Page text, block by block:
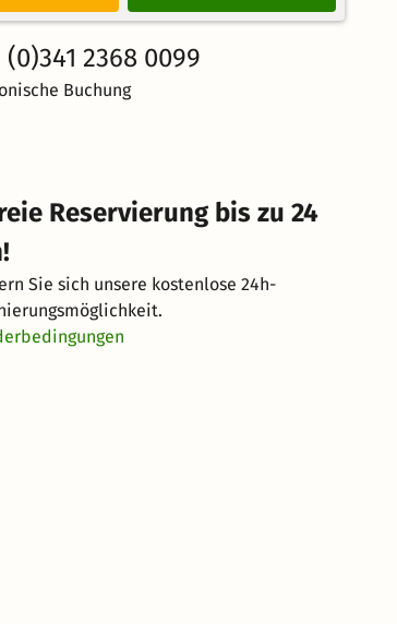
(0)341 2368 0099
Buchung
Reservierung bis zu 24
Sie sich unsere kostenlose 24h-